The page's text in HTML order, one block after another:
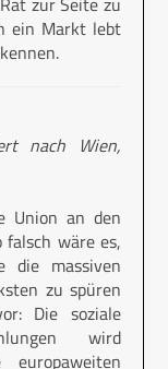
ein Markt lebt
nach Wien,
Union an den
wäre es,
die massiven
zu spüren
Die soziale
wird